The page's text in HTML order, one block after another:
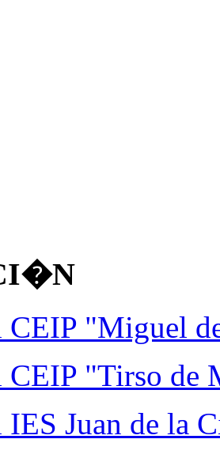
CEIP "Miguel
CEIP "Tirso de
Juan de la